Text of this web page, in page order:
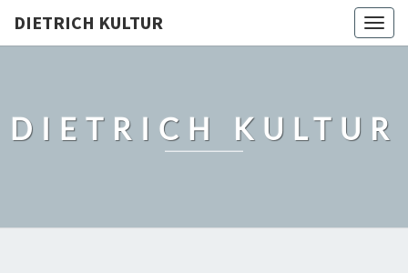
DIETRICH KULTUR
DIETRICH KULTUR